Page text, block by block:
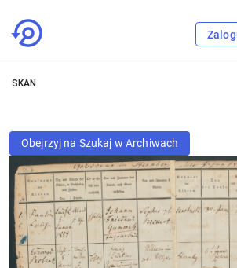
SKAN
Obejrzyj na Szukaj w Archiwach